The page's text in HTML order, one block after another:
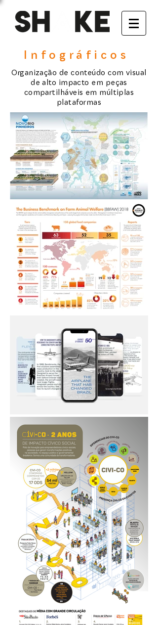
Infográficos
Organização de conteúdo com visual
de alto impacto em peças
compartilháveis em múltiplas
plataformas